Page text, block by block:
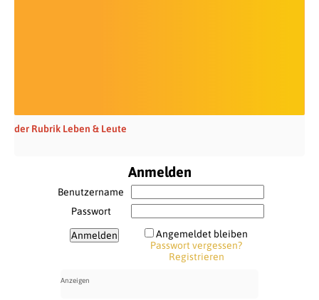
der Rubrik Leben & Leute
Anmelden
Benutzername
Passwort
Angemeldet bleiben
Passwort vergessen?
Registrieren